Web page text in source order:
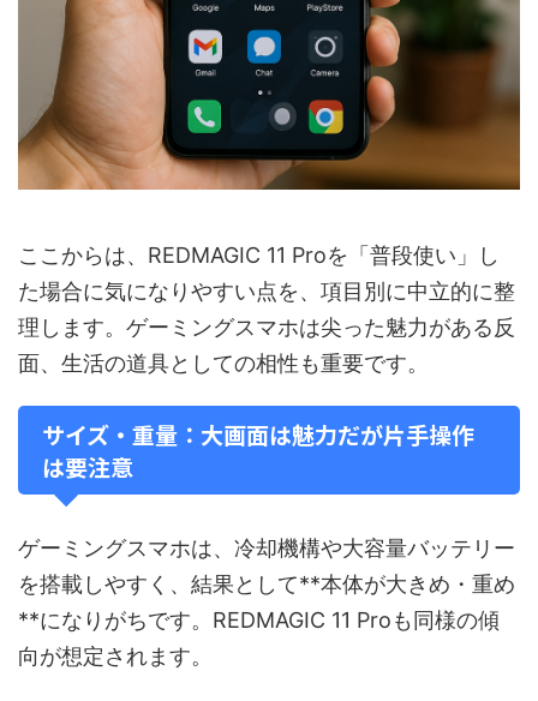
ここからは、REDMAGIC 11 Proを「普段使い」し
た場合に気になりやすい点を、項目別に中立的に整
理します。ゲーミングスマホは尖った魅力がある反
面、生活の道具としての相性も重要です。
サイズ・重量：大画面は魅力だが片手操作
は要注意
ゲーミングスマホは、冷却機構や大容量バッテリー
を搭載しやすく、結果として**本体が大きめ・重め
**になりがちです。REDMAGIC 11 Proも同様の傾
向が想定されます。